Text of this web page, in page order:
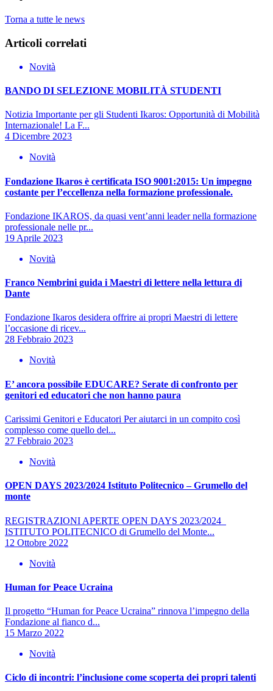
Torna a tutte le news
Articoli correlati
Novità
BANDO DI SELEZIONE MOBILITÀ STUDENTI
Notizia Importante per gli Studenti Ikaros: Opportunità di Mobilità
Internazionale! La F...
4 Dicembre 2023
Novità
Fondazione Ikaros è certificata ISO 9001:2015: Un impegno
costante per l’eccellenza nella formazione professionale.
Fondazione IKAROS, da quasi vent’anni leader nella formazione
professionale nelle pr...
19 Aprile 2023
Novità
Franco Nembrini guida i Maestri di lettere nella lettura di
Dante
Fondazione Ikaros desidera offrire ai propri Maestri di lettere
l’occasione di ricev...
28 Febbraio 2023
Novità
E’ ancora possibile EDUCARE? Serate di confronto per
genitori ed educatori che non hanno paura
Carissimi Genitori e Educatori Per aiutarci in un compito così
complesso come quello del...
27 Febbraio 2023
Novità
OPEN DAYS 2023/2024 Istituto Politecnico – Grumello del
monte
REGISTRAZIONI APERTE OPEN DAYS 2023/2024
ISTITUTO POLITECNICO di Grumello del Monte...
12 Ottobre 2022
Novità
Human for Peace Ucraina
Il progetto “Human for Peace Ucraina” rinnova l’impegno della
Fondazione al fianco d...
15 Marzo 2022
Novità
Ciclo di incontri: l’inclusione come scoperta dei propri talenti